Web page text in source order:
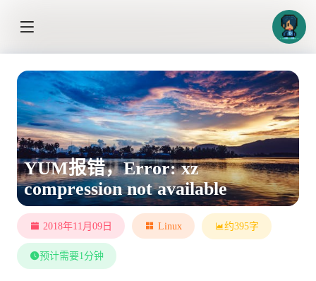
YUM报错，Error: xz
compression not available
2018年11月09日 Linux 约395字
预计需要1分钟